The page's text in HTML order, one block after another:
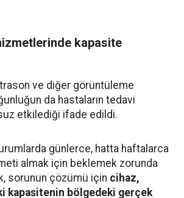
kapasite
ve diğer görüntüleme
da hastaların tedavi
etkilediği ifade edildi.
günlerce, hatta haftalarca
almak için beklemek zorunda
sorunun çözümü için cihaz,
kapasitenin bölgedeki gerçek